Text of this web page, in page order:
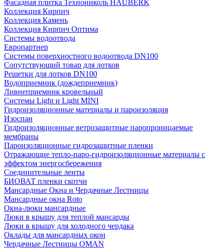
Фасадная плитка Технониколь HAUBERK
Кол​лекция Кирпич
Кол​лекция Камень
Коллекция Кирпич Оптима
Системы водоотвода
Европартнер
Системы поверхностного водоотвода DN100
Сопутствующий товар для лотков
Решетки для лотков DN100
Водоприемник (дождеприемник)
Ливнеприемник кровельный
Системы Light и Light MINI
Гидроизоляционные материалы и пароизоляция
Изоспан
Гидроизоляционные ветрозащитные паропроницаемые
мембраны
Пароизоляционные гидрозащитные пленки
Отражающие тепло-паро-гидроизоляционные материалы с
эффектом энергосбережения
Соединительные ленты
БИОВАТ пленки скотчи
Мансардные Окна и Чердачные Лестницы
Мансардные окна Roto
Окна-люки мансардные
Люки в крышу для теплой мансарды
Люки в крышу для холодного чердака
Оклады для мансардных окон
Чердачные Лестницы OMAN